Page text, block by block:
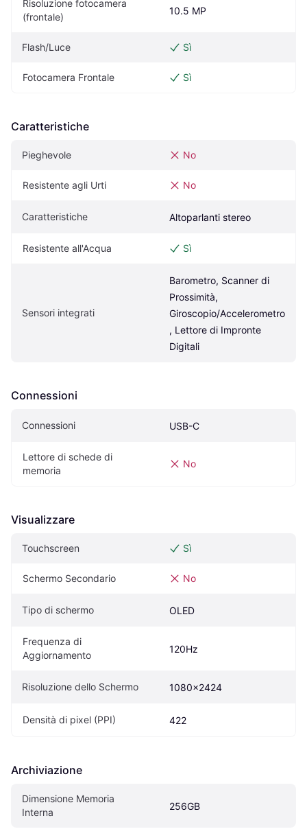
Risoluzione fotocamera
(frontale)
10.5 MP
Flash/Luce Sì
Fotocamera Frontale Sì
Caratteristiche
Pieghevole No
Resistente agli Urti No
Caratteristiche Altoparlanti stereo
Resistente all'Acqua Sì
Sensori integrati
Barometro, Scanner di
Prossimità,
Giroscopio/Accelerometro
, Lettore di Impronte
Digitali
Connessioni
Connessioni USB-C
Lettore di schede di
memoria
No
Visualizzare
Touchscreen Sì
Schermo Secondario No
Tipo di schermo OLED
Frequenza di
Aggiornamento
120Hz
Risoluzione dello Schermo 1080x2424
Densità di pixel (PPI) 422
Archiviazione
Dimensione Memoria
Interna
256GB